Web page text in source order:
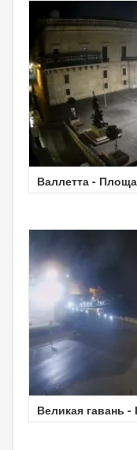
Валлетта -
Великая гавань -